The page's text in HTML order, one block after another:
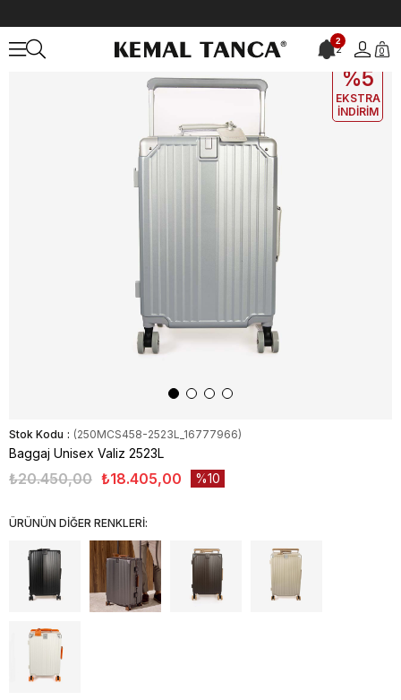
2
2 0
EKLE5
%5
EKSTRA
İNDİRİM
Stok Kodu (250MCS458-2523L_16777966)
Baggaj Unisex Valiz 2523L
₺20.450,00 ₺18.405,00 10
ÜRÜNÜN DİĞER RENKLERİ: